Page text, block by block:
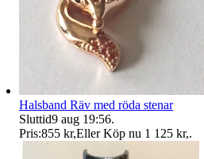
Halsband Räv med röda stenar
Sluttid9 aug 19:56.
Pris:855 kr,Eller Köp nu 1 125 kr,.